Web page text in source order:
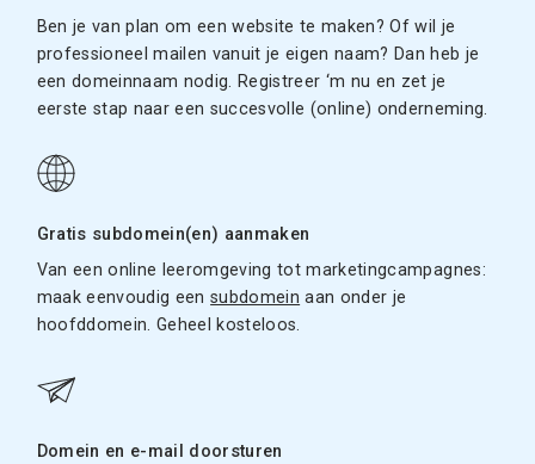
Ben je van plan om een website te maken? Of wil je
professioneel mailen vanuit je eigen naam? Dan heb je
een domeinnaam nodig. Registreer ‘m nu en zet je
eerste stap naar een succesvolle (online) onderneming.
Gratis subdomein(en) aanmaken
Van een online leeromgeving tot marketingcampagnes:
maak eenvoudig eensubdomein aan onder je
hoofddomein. Geheel kosteloos.
Domein en e-mail doorsturen